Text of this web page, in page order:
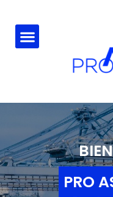
PRO